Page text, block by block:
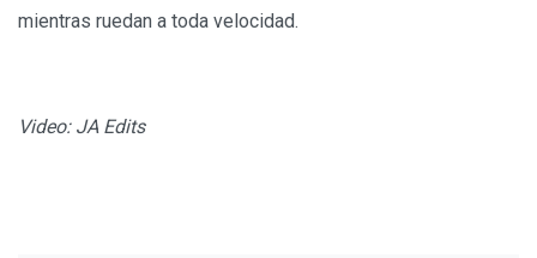
mientras ruedan a toda velocidad.
Video: JA Edits